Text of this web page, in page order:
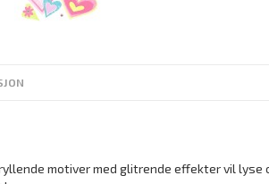
motiver med glitrende effekter vil lyse